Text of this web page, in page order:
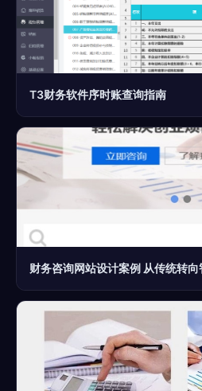
T3财务软件序时账查询指南
财务咨询网站设计案例 从传统转